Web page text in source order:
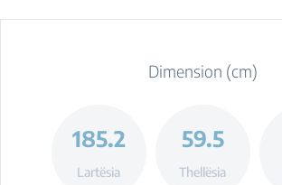
Dimension (cm)
185.2
Lartësia
59.5
Thellësia